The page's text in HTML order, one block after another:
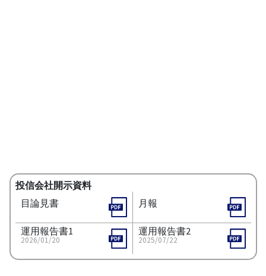
投信会社開示資料
目論見書
月報
運用報告書1
2026/01/20
運用報告書2
2025/07/22